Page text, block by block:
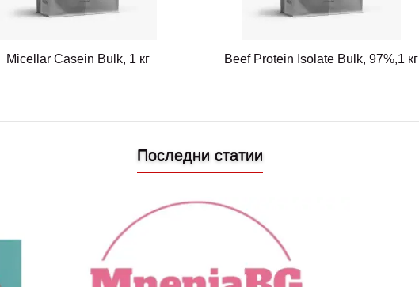
Micellar Casein Bulk, 1 кг Beef Protein Isolate Bulk, 97%,1 кг
Последни статии